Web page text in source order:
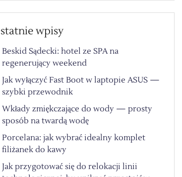
wpisy
Beskid Sądecki: hotel ze SPA na
regenerujący weekend
Jak wyłączyć Fast Boot w laptopie ASUS —
szybki przewodnik
Wkłady zmiękczające do wody — prosty
sposób na twardą wodę
Porcelana: jak wybrać idealny komplet
filiżanek do kawy
Jak przygotować się do relokacji linii